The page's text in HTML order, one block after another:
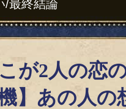
/最終結論
が2人の恋
】あの人の